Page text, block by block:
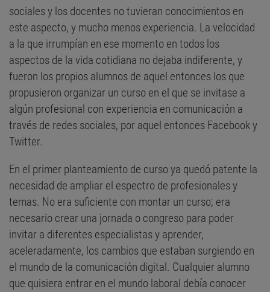
sociales y los docentes no tuvieran conocimientos en
este aspecto, y mucho menos experiencia. La velocidad
a la que irrumpían en ese momento en todos los
aspectos de la vida cotidiana no dejaba indiferente, y
fueron los propios alumnos de aquel entonces los que
propusieron organizar un curso en el que se invitase a
algún profesional con experiencia en comunicación a
través de redes sociales, por aquel entonces Facebook y
Twitter.
En el primer planteamiento de curso ya quedó patente la
necesidad de ampliar el espectro de profesionales y
temas. No era suficiente con montar un curso; era
necesario crear una jornada o congreso para poder
invitar a diferentes especialistas y aprender,
aceleradamente, los cambios que estaban surgiendo en
el mundo de la comunicación digital. Cualquier alumno
que quisiera entrar en el mundo laboral debía conocer